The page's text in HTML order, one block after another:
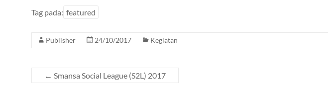
e
o
k
itt at
A
p
a
g
Tag pada: featured
Publisher 24/10/2017 Kegiatan
← Smansa Social League (S2L) 2017